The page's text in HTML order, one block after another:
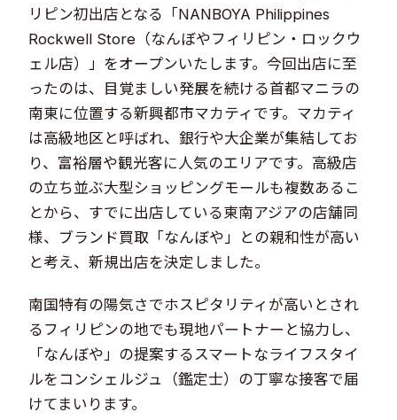
リピン初出店となる「NANBOYA Philippines
Rockwell Store（なんぼやフィリピン・ロックウ
ェル店）」をオープンいたします。今回出店に至
ったのは、目覚ましい発展を続ける首都マニラの
南東に位置する新興都市マカティです。マカティ
は高級地区と呼ばれ、銀行や大企業が集結してお
り、富裕層や観光客に人気のエリアです。高級店
の立ち並ぶ大型ショッピングモールも複数あるこ
とから、すでに出店している東南アジアの店舗同
様、ブランド買取「なんぼや」との親和性が高い
と考え、新規出店を決定しました。
南国特有の陽気さでホスピタリティが高いとされ
るフィリピンの地でも現地パートナーと協力し、
「なんぼや」の提案するスマートなライフスタイ
ルをコンシェルジュ（鑑定士）の丁寧な接客で届
けてまいります。